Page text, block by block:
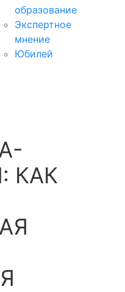
образование
Экспертное
мнение
Юбилей
КАК